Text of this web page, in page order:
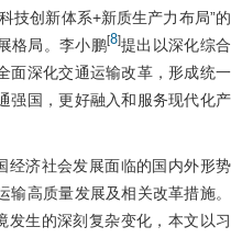
技创新体系+新质生产力布局”的
格局。李小鹏[8]提出以深化综合
面深化交通运输改革，形成统一
强国，更好融入和服务现代化产
经济社会发展面临的国内外形势
高质量发展及相关改革措施。
发生的深刻复杂变化，本文以习